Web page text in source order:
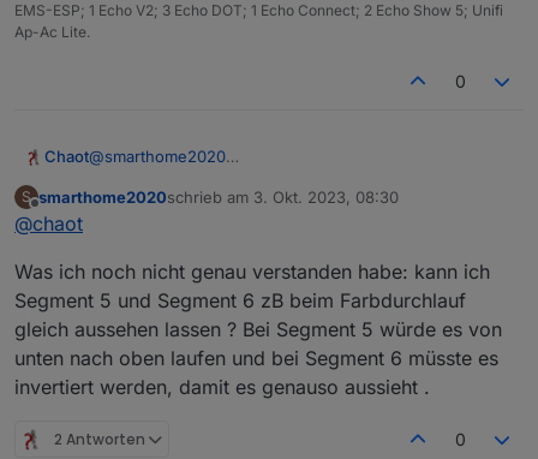
EMS-ESP; 1 Echo V2; 3 Echo DOT; 1 Echo Connect; 2 Echo Show 5; Unifi
Ap-Ac Lite.
0
Chaot@smarthome2020
In der Form ist es problemlos lösbar unter WLED.
Segment sehen.
In dem von dir gezeichneten Fall musst du dir die
Segmente dann etwas anders aufteilen. Ist vermutlich
ein kleines Bisschen ungenauer wegen der Übergänge,
aber da kannst du ja im Zweifelsfall die einzelne LED die
an einem Übergang (Fachboden) kommt als einzelnes
Als Beispiel bei dir:
S
Offline
smarthome2020schrieb am 3. Okt. 2023, 08:30
zuletzt editiert von
@chaot
Was ich noch nicht genau verstanden habe: kann ich
Segment 5 und Segment 6 zB beim Farbdurchlauf
gleich aussehen lassen ? Bei Segment 5 würde es von
unten nach oben laufen und bei Segment 6 müsste es
invertiert werden, damit es genauso aussieht .
2 Antworten 0